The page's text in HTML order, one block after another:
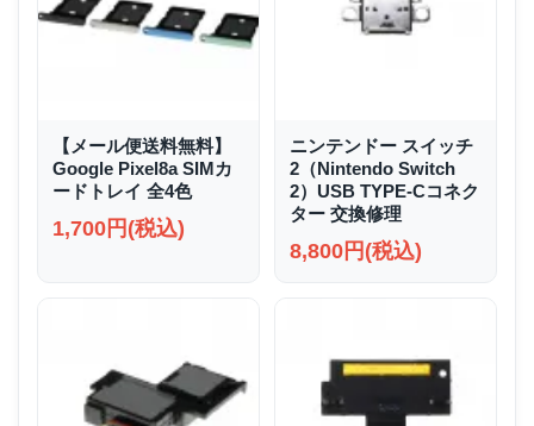
【メール便送料無料】
Google Pixel8a SIMカ
ードトレイ 全4色
1,700円(税込)
ニンテンドー スイッチ
2（Nintendo Switch
2）USB TYPE-Cコネク
ター 交換修理
8,800円(税込)